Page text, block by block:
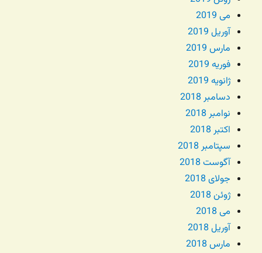
می 2019
آوریل 2019
مارس 2019
فوریه 2019
ژانویه 2019
دسامبر 2018
نوامبر 2018
اکتبر 2018
سپتامبر 2018
آگوست 2018
جولای 2018
ژوئن 2018
می 2018
آوریل 2018
مارس 2018